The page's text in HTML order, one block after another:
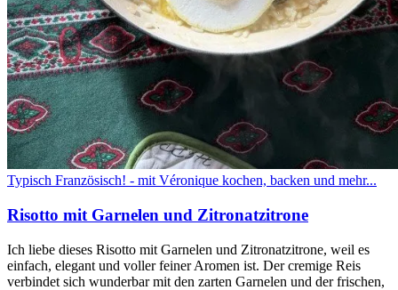
Typisch Französisch! - mit Véronique kochen, backen und mehr...
Risotto mit Garnelen und Zitronatzitrone
Ich liebe dieses Risotto mit Garnelen und Zitronatzitrone, weil es
einfach, elegant und voller feiner Aromen ist. Der cremige Reis
verbindet sich wunderbar mit den zarten Garnelen und der frischen,